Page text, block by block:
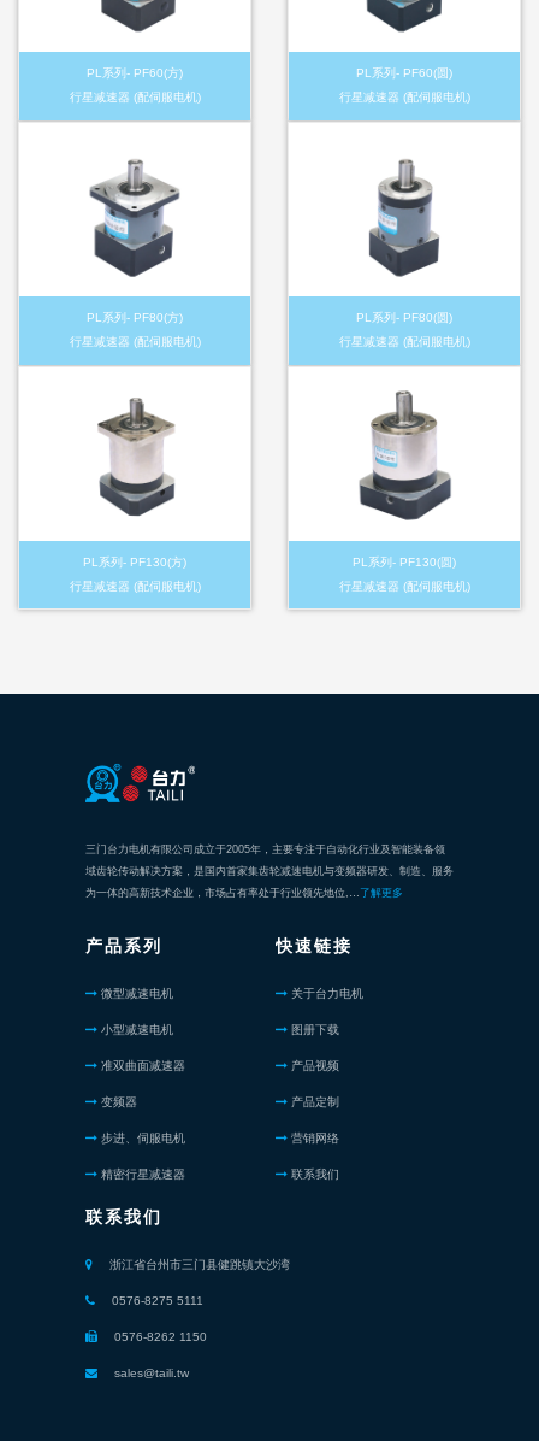
PL系列- PF60(方)
行星减速器 (配伺服电机)
PL系列- PF60(圆)
行星减速器 (配伺服电机)
PL系列- PF80(方)
行星减速器 (配伺服电机)
PL系列- PF80(圆)
行星减速器 (配伺服电机)
PL系列- PF130(方)
行星减速器 (配伺服电机)
PL系列- PF130(圆)
行星减速器 (配伺服电机)
三门台力电机有限公司成立于2005年，主要专注于自动化行业及智能装备领
域齿轮传动解决方案，是国内首家集齿轮减速电机与变频器研发、制造、服务
为一体的高新技术企业，市场占有率处于行业领先地位,… 了解更多
产品系列
微型减速电机
小型减速电机
准双曲面减速器
变频器
步进、伺服电机
精密行星减速器
快速链接
关于台力电机
图册下载
产品视频
产品定制
营销网络
联系我们
联系我们
浙江省台州市三门县健跳镇大沙湾
0576-8275 5111
0576-8262 1150
sales@taili.tw